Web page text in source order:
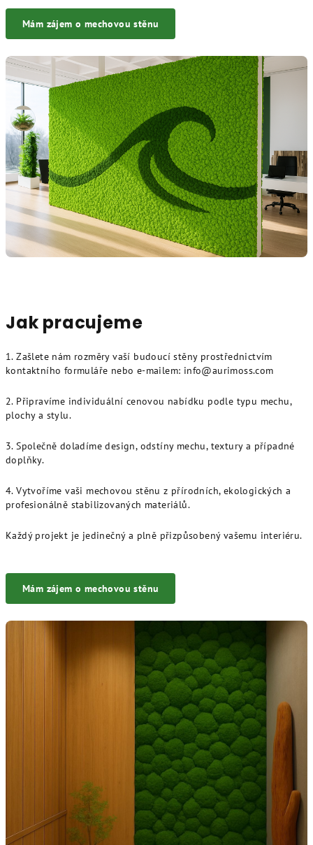
Mám zájem o mechovou stěnu
Jak pracujeme
1. Zašlete nám rozměry vaší budoucí stěny prostřednictvím
kontaktního formuláře nebo e-mailem: info@aurimoss.com
2. Připravíme individuální cenovou nabídku podle typu mechu,
plochy a stylu.
3. Společně doladíme design, odstíny mechu, textury a případné
doplňky.
4. Vytvoříme vaši mechovou stěnu z přírodních, ekologických a
profesionálně stabilizovaných materiálů.
Každý projekt je jedinečný a plně přizpůsobený vašemu interiéru.
Mám zájem o mechovou stěnu